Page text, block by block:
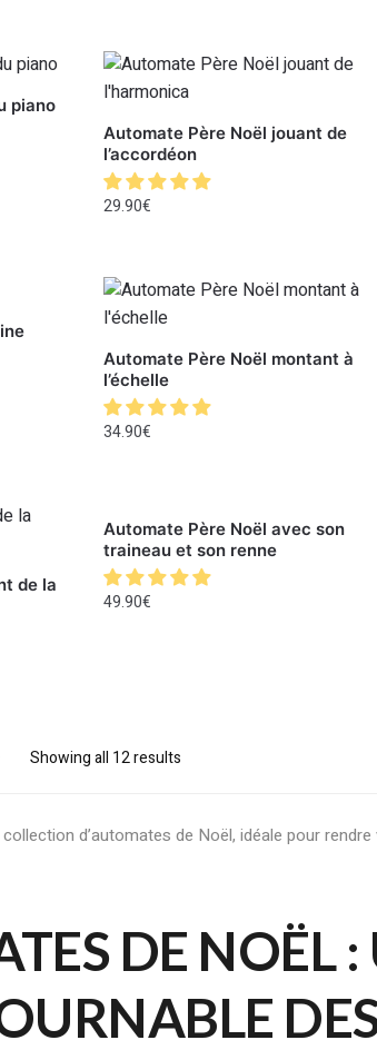
piano
Automate Père Noël jouant de
l’accordéon
29.90€
Automate Père Noël montant à
l’échelle
34.90€
de la
Automate Père Noël avec son
traineau et son renne
49.90€
Showing all 12 results
d’automates de Noël, idéale pour
DE NOËL :